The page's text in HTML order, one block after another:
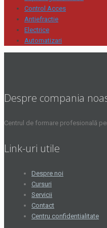
Control Acces
Antiefractie
Electrice
Automatizari
Despre compania
Centrul de formare profesională
Link-uri utile
Despre noi
Cursuri
Servicii
Contact
Centru confidentialitate